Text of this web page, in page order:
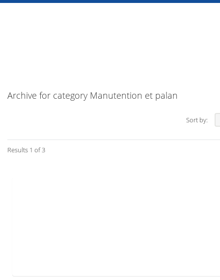
Archive for category Manutention et palan
Sort by:
Results 1 of 3